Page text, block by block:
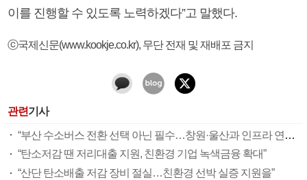
이를 진행할 수 있도록 노력하겠다”고 말했다.
ⓒ국제신문(www.kookje.co.kr), 무단 전재 및 재배포 금지
관련기사
“부산 수소버스 전환 선택 아닌 필수…창원·울산과 인프라 연계로 시너지”
“탄소저감 땐 저리대출 지원, 친환경 기업 녹색금융 확대”
“산단 탄소배출 저감 장비 절실…친환경 선박 실증 지원을”